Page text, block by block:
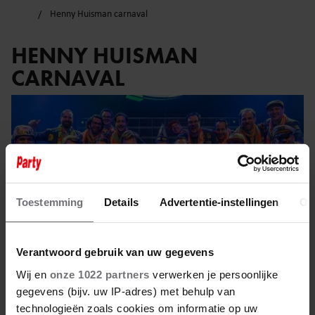
Toestemming Details Advertentie-instellingen
Verantwoord gebruik van uw gegevens
Wij en onze 1022 partners verwerken je persoonlijke
gegevens (bijv. uw IP-adres) met behulp van
technologieën zoals cookies om informatie op uw
Henny Huisman carnaval
HENNY HUISMAN
CARNAVAL